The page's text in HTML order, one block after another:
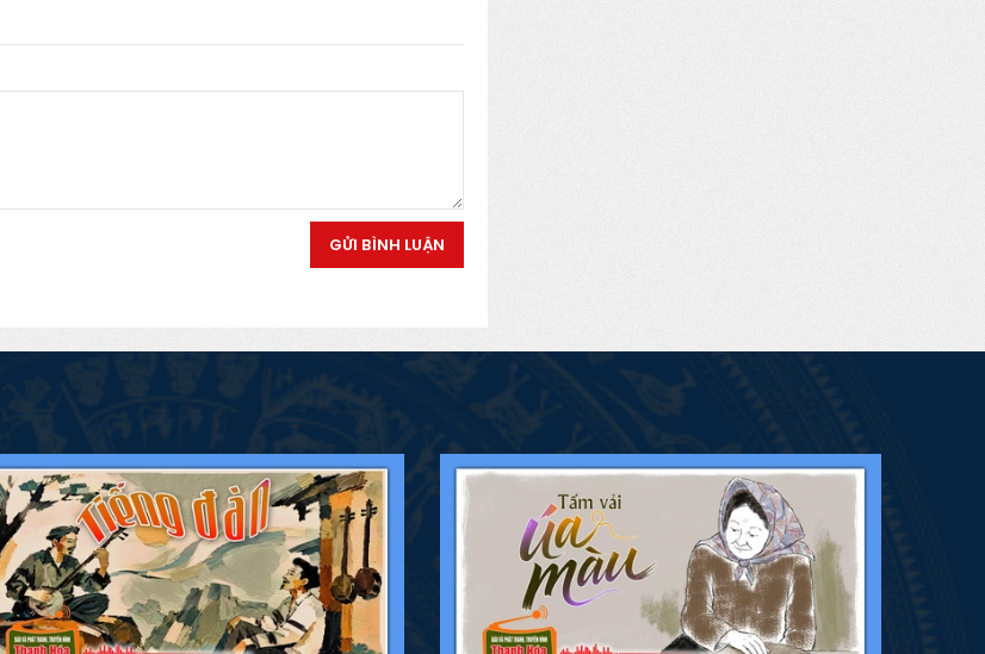
GỬI BÌNH LUẬN